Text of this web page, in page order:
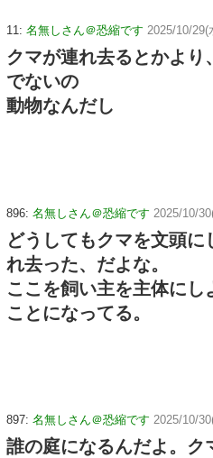
11: 名無しさん＠恐縮です 2025/10/
クマが連れ去るとかより
でないの
動物なんだし
896: 名無しさん＠恐縮です 2025/10/
どうしてもクマを文頭
れ去った、だよな。
ここを飼い主を主体に
ことになってる。
897: 名無しさん＠恐縮です 2025/10/
誰の庭になるんだよ。ク